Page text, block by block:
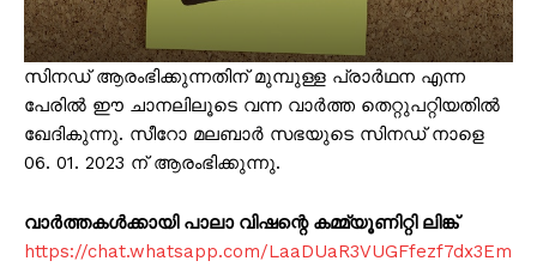
സിനഡ് ആരംഭിക്കുന്നതിന് മുമ്പുള്ള പ്രാർഥന എന്ന
പേരിൽ ഈ ചാനലിലൂടെ വന്ന വാർത്ത തെറ്റുപറ്റിയതിൽ
ഖേദികുന്നു. സീറോ മലബാർ സഭയുടെ സിനഡ് നാളെ
06. 01. 2023 ന് ആരംഭിക്കുന്നു.
വാർത്തകൾക്കായി പാലാ വിഷന്റെ കമ്മ്യൂണിറ്റി ലിങ്ക്
https://chat.whatsapp.com/LaaDUaR3VUGFfezf7dx3Em